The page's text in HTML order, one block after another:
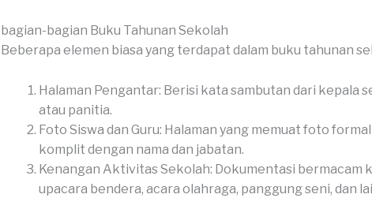
bagian-bagian Buku Tahunan Sekolah
Beberapa elemen biasa yang terdapat dalam buku tahunan
Halaman Pengantar: Berisi kata sambutan dari kepala
atau panitia.
Foto Siswa dan Guru: Halaman yang memuat foto
komplit dengan nama dan jabatan.
Kenangan Aktivitas Sekolah: Dokumentasi bermacam
upacara bendera, acara olahraga, panggung seni, dan